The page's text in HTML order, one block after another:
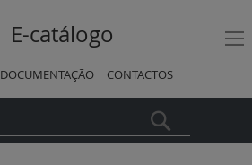
E-catálogo
DOCUMENTAÇÃO CONTACTOS